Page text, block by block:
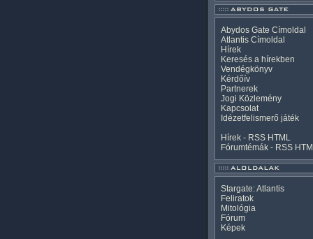
Abydos Gate Címoldal
Atlantis Címoldal
Hírek
Keresés a hírekben
Vendégkönyv
Kérdőív
Partnerek
Jogi Közlemény
Kapcsolat
Idézetfelismerő játék
Hírek - RSS HTML
Fórumtémák - RSS
Stargate: Atlantis
Feliratok
Mitológia
Fórum
Képek